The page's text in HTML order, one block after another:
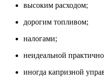
высоким расходом;
дорогим топливом;
налогами;
неидеальной
иногда капризной